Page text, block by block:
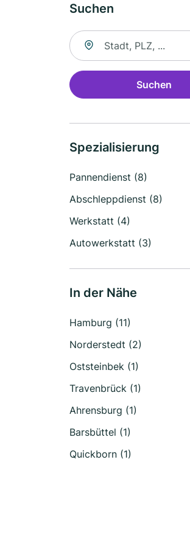
Suchen
Suche nach Ort
Suchen
Spezialisierung
Pannendienst (8)
Abschleppdienst (8)
Werkstatt (4)
Autowerkstatt (3)
In der Nähe
Hamburg (11)
Norderstedt (2)
Oststeinbek (1)
Travenbrück (1)
Ahrensburg (1)
Barsbüttel (1)
Quickborn (1)